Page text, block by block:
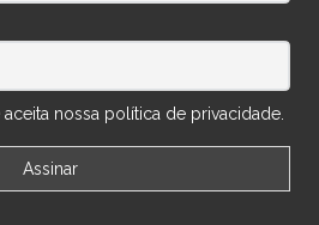
nossa política de privacidade.